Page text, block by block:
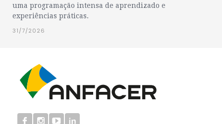
uma programação intensa de aprendizado e
experiências práticas.
31/7/2026